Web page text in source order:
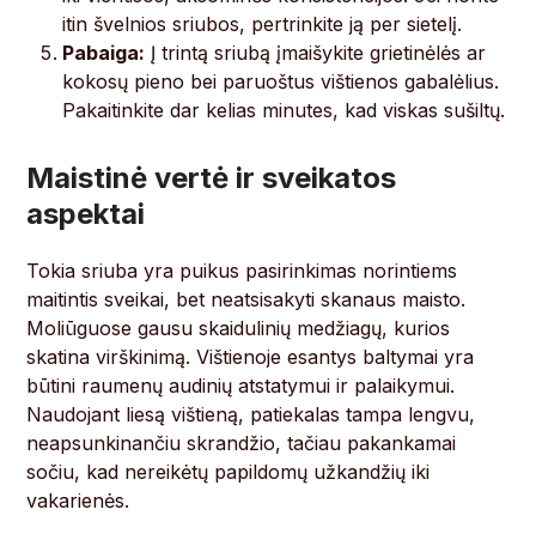
itin švelnios sriubos, pertrinkite ją per sietelį.
Pabaiga: Į trintą sriubą įmaišykite grietinėlės ar
kokosų pieno bei paruoštus vištienos gabalėlius.
Pakaitinkite dar kelias minutes, kad viskas sušiltų.
Maistinė vertė ir sveikatos
aspektai
Tokia sriuba yra puikus pasirinkimas norintiems
maitintis sveikai, bet neatsisakyti skanaus maisto.
Moliūguose gausu skaidulinių medžiagų, kurios
skatina virškinimą. Vištienoje esantys baltymai yra
būtini raumenų audinių atstatymui ir palaikymui.
Naudojant liesą vištieną, patiekalas tampa lengvu,
neapsunkinančiu skrandžio, tačiau pakankamai
sočiu, kad nereikėtų papildomų užkandžių iki
vakarienės.